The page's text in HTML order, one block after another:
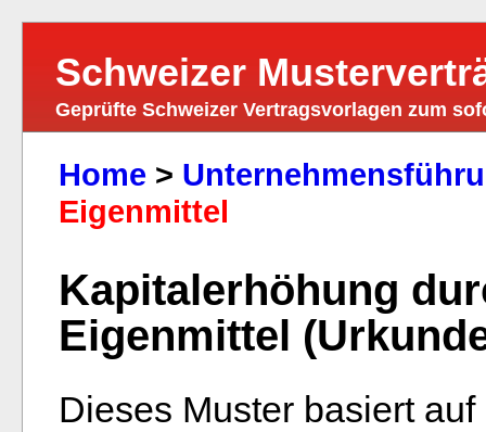
Schweizer
Geprüfte Schweizer Vertragsvorlagen zum
Home >
Eigenmittel
Kapitalerhöhung
Eigenmittel
Dieses Muster basiert